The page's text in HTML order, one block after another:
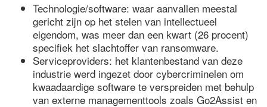
Technologie/software: waar aanvallen meestal
gericht zijn op het stelen van intellectueel
eigendom, was meer dan een kwart (26 procent)
specifiek het slachtoffer van ransomware.
Serviceproviders: het klantenbestand van deze
industrie werd ingezet door cybercriminelen om
kwaadaardige software te verspreiden met behulp
van externe managementtools zoals Go2Assist en